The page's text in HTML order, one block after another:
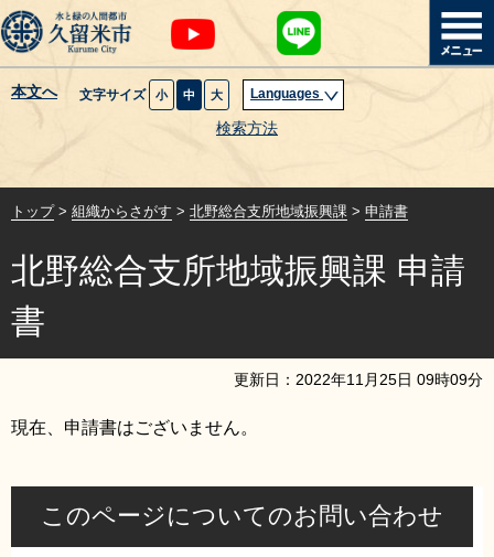
本文へ 文字サイズ 小 中 大 Languages
検索方法
暮らし・届出
健康・医療・福祉
観光魅力・イベント
計画・政策
リンク集 利用ガイド
トップ> 組織からさがす > 北野総合支所地域振興課 > 申請書
北野総合支所地域振興課 申請
書
更新日： 2022年11 月 25日 09時09分
現在、申請書はございません。
このページについてのお問い合わせ